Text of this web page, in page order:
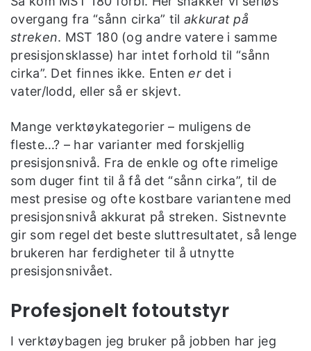
overgang fra “sånn cirka” tilakkurat på
streken. MST 180 (og andre vatere i samme
presisjonsklasse) har intet forhold til “sånn
cirka”. Det finnes ikke. Enten erdet i
vater/lodd, eller så er skjevt.
Mange verktøykategorier – muligens de
fleste…? – har varianter med forskjellig
presisjonsnivå. Fra de enkle og ofte rimelige
som duger fint til å få det “sånn cirka”, til de
mest presise og ofte kostbare variantene med
presisjonsnivå akkurat på streken. Sistnevnte
gir som regel det beste sluttresultatet, så lenge
brukeren har ferdigheter til å utnytte
presisjonsnivået.
Profesjonelt fotoutstyr
I verktøybagen jeg bruker på jobben har jeg